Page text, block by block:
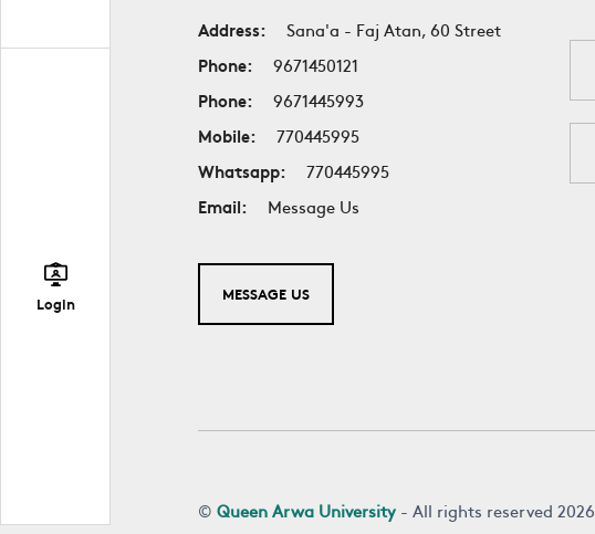
Login
Address:
Sana'a - Faj Atan, 60 Street
Phone:
9671450121
Phone:
9671445993
Mobile:
770445995
Whatsapp:
770445995
Email:
Message Us
MESSAGE US
©Queen Arwa University - All rights reserved 2026